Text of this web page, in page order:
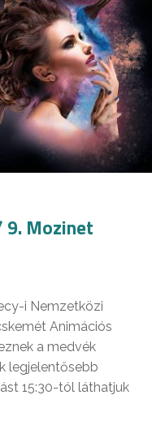
9. Mozinet
i Nemzetközi
Animációs
a medvék
legjelentősebb
15:30-tól láthatjuk